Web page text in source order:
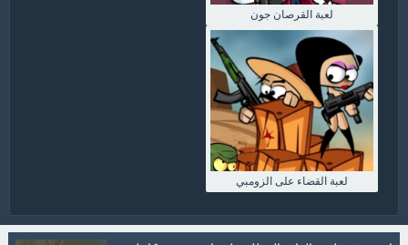
لعبة القرصان جون
لعبة القضاء على الزومبي